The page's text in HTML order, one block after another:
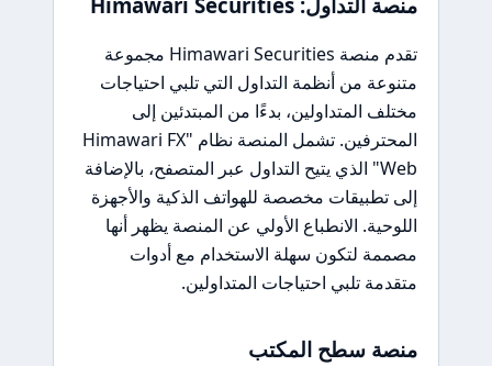
تقدم منصة Himawari Securities مجموعة
متنوعة من أنظمة التداول التي تلبي احتياجات
مختلف المتداولين، بدءًا من المبتدئين إلى
المحترفين. تشمل المنصة نظام "Himawari FX
Web" الذي يتيح التداول عبر المتصفح، بالإضافة
إلى تطبيقات مخصصة للهواتف الذكية والأجهزة
اللوحية. الانطباع الأولي عن المنصة يظهر أنها
مصممة لتكون سهلة الاستخدام مع أدوات
متقدمة تلبي احتياجات المتداولين.
منصة سطح المكتب